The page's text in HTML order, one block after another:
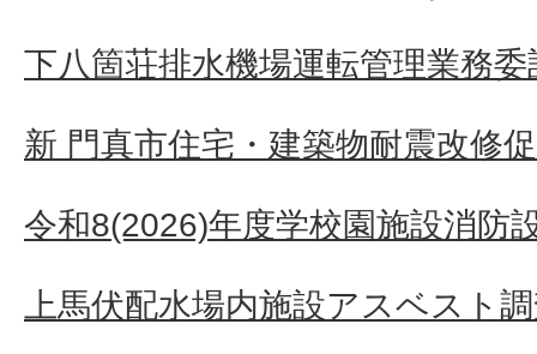
下八箇荘排水機場運転管理業務委
新 門真市住宅・建築物耐震改修
令和8(2026)年度学校園施設消防
上馬伏配水場内施設アスベスト